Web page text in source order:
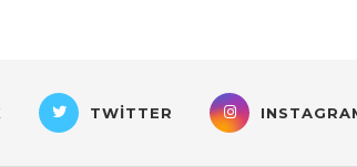
TWITTER